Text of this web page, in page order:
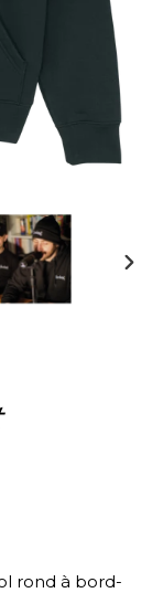
rond à bord-